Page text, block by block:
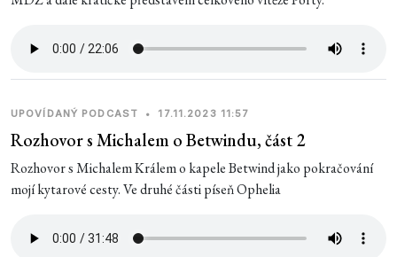
UPOVÍDANÝ PODCAST • 17.11.2023 11:57
Rozhovor s Michalem o Betwindu, část 2
Rozhovor s Michalem Králem o kapele Betwind jako pokračování
mojí kytarové cesty. Ve druhé části píseň Ophelia